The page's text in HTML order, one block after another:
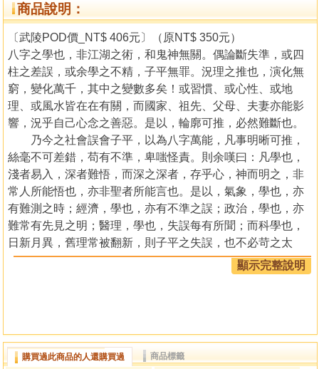
商品說明：
〔武陵POD價_NT$ 406元〕（原NT$ 350元）
八字之學也，非江湖之術，和鬼神無關。偶論斷失準，或四
柱之差誤，或余學之不精，子平無罪。況理之推也，演化無
窮，變化萬千，其中之變數多矣！或習慣、或心性、或地
理、或風水皆在在有關，而國家、祖先、父母、夫妻亦能影
響，況乎自己心念之善惡。是以，輪廓可推，必然難斷也。
乃今之社會誤會子平，以為八字萬能，凡事明晰可推，
絲毫不可差錯，苟有不準，卑嗤怪責。則余嘆曰：凡學也，
淺者易入，深者難悟，而深之深者，存乎心，神而明之，非
常人所能悟也，亦非聖者所能言也。是以，氣象，學也，亦
有難測之時；經濟，學也，亦有不準之誤；政治，學也，亦
難常有先見之明；醫理，學也，失誤每有所聞；而科學也，
日新月異，舊理常被翻新，則子平之失誤，也不必苛之太
嚴。
然，學海雖無涯，高樓萬丈平地起，江湖之大涓細積；
序而習焉，假以時日，必有小成。學之淺者，可論財官；學
之深者，可論等級；學之微者，鉅細靡遺。乃子平論己容
顯示完整說明
購買過此商品的人還購買過 商品標籤